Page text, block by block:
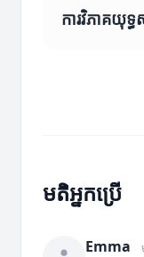
ការវិភាគយុទ្
មតិអ្នកប្រើ
Emma